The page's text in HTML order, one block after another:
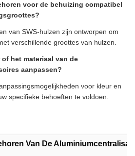
voor de behuizing compatibel
van SWS-hulzen zijn ontworpen om
verschillende groottes van hulzen.
het materiaal van de
aanpassen?
voor kleur en
specifieke behoeften te voldoen.
Van De